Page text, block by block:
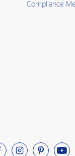
Compliance